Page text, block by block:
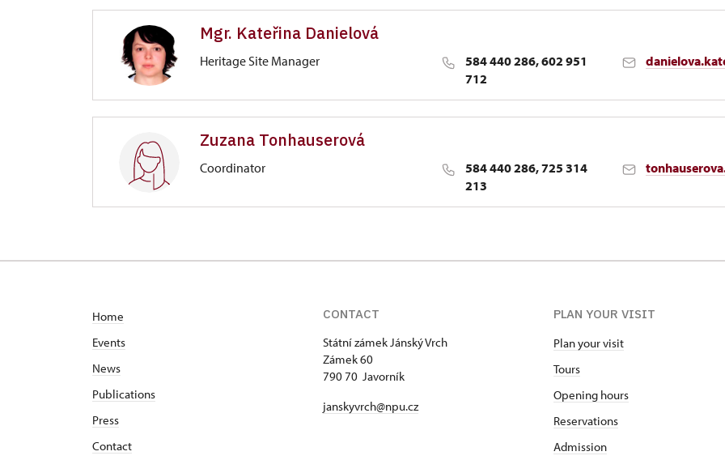
Mgr. Kateřina Danielová
Heritage Site Manager
584 440 286, 602 951
712
Zámek 60/, Javorník, Jánský Vrch
Zuzana Tonhauserová
Coordinator
584 440 286, 725 314
213
Home
Events
News
Publications
Press
Contact
CONTACT
Státní zámek Jánský Vrch
Zámek 60
790 70 Javorník
janskyvrch@npu.cz
PLAN YOUR VISIT
Plan your visit
Tours
Opening hours
Reservations
Admission